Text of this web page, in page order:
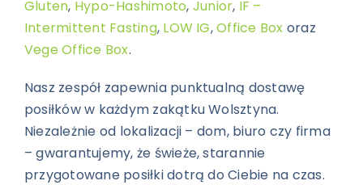
Gluten, Hypo-Hashimoto, Junior, IF –
Intermittent Fasting, LOW IG,Office Box oraz
Vege Office Box.
Nasz zespół zapewnia punktualną dostawę
posiłków w każdym zakątku Wolsztyna.
Niezależnie od lokalizacji – dom, biuro czy firma
– gwarantujemy, że świeże, starannie
przygotowane posiłki dotrą do Ciebie na czas.